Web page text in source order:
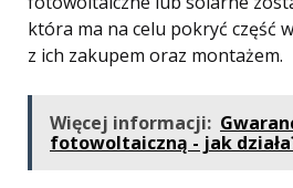
która ma na celu pokryć część
z ich zakupem oraz montażem.
Więcej informacji:
fotowoltaiczną - jak